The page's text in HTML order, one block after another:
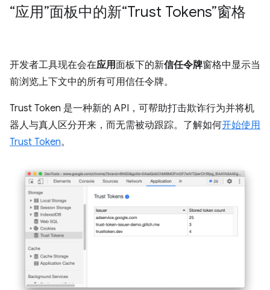
“应用”面板中的新“Trust Tokens”窗格
开发者工具现在会在应用面板下的新信任令牌窗格中显示当
前浏览上下文中的所有可用信任令牌。
Trust Token 是一种新的 API，可帮助打击欺诈行为并将机
器人与真人区分开来，而无需被动跟踪。了解如何开始使用
Trust Token。